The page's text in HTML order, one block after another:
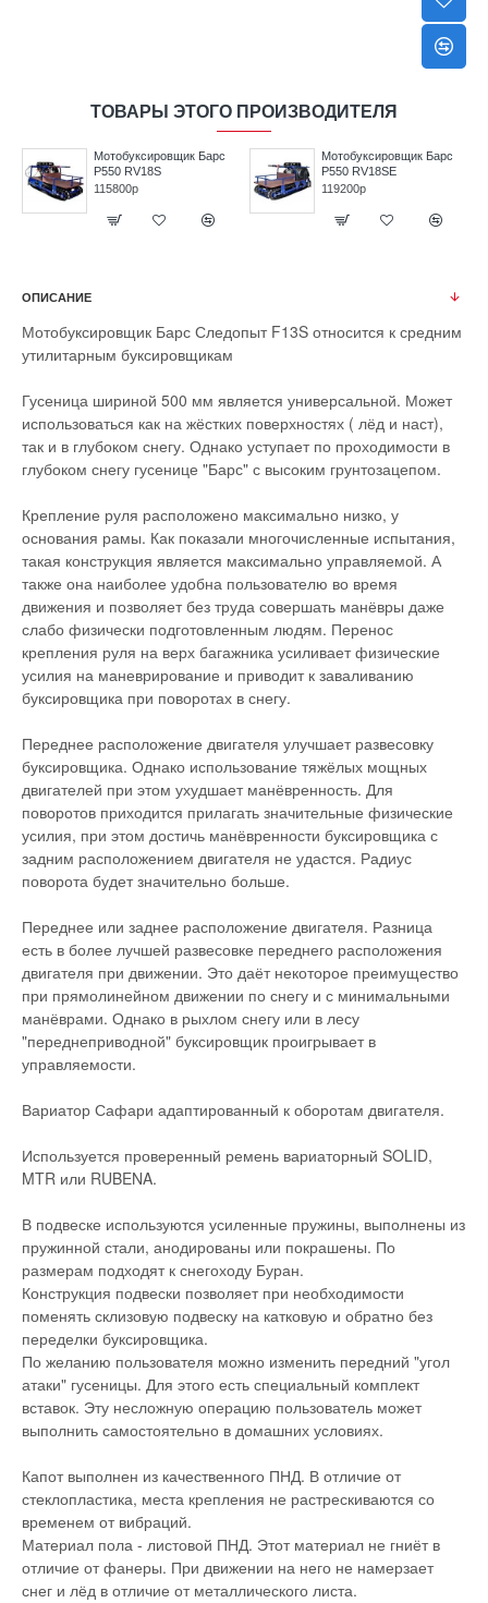
ТОВАРЫ ЭТОГО ПРОИЗВОДИТЕЛЯ
Мотобуксировщик Барс
P550 RV18S
115800р
Мотобуксировщик Барс
P550 RV18SE
119200р
ОПИСАНИЕ
Мотобуксировщик Барс Следопыт F13S относится к средним
утилитарным буксировщикам
Гусеница шириной 500 мм является универсальной. Может
использоваться как на жёстких поверхностях ( лёд и наст),
так и в глубоком снегу. Однако уступает по проходимости в
глубоком снегу гусенице "Барс" с высоким грунтозацепом.
Крепление руля расположено максимально низко, у
основания рамы. Как показали многочисленные испытания,
такая конструкция является максимально управляемой. А
также она наиболее удобна пользователю во время
движения и позволяет без труда совершать манёвры даже
слабо физически подготовленным людям. Перенос
крепления руля на верх багажника усиливает физические
усилия на маневрирование и приводит к заваливанию
буксировщика при поворотах в снегу.
Переднее расположение двигателя улучшает развесовку
буксировщика. Однако использование тяжёлых мощных
двигателей при этом ухудшает манёвренность. Для
поворотов приходится прилагать значительные физические
усилия, при этом достичь манёвренности буксировщика с
задним расположением двигателя не удастся. Радиус
поворота будет значительно больше.
Переднее или заднее расположение двигателя. Разница
есть в более лучшей развесовке переднего расположения
двигателя при движении. Это даёт некоторое преимущество
при прямолинейном движении по снегу и с минимальными
манёврами. Однако в рыхлом снегу или в лесу
"переднеприводной" буксировщик проигрывает в
управляемости.
Вариатор Сафари адаптированный к оборотам двигателя.
Используется проверенный ремень вариаторный SOLID,
MTR или RUBENA.
В подвеске используются усиленные пружины, выполнены из
пружинной стали, анодированы или покрашены. По
размерам подходят к снегоходу Буран.
Конструкция подвески позволяет при необходимости
поменять склизовую подвеску на катковую и обратно без
переделки буксировщика.
По желанию пользователя можно изменить передний "угол
атаки" гусеницы. Для этого есть специальный комплект
вставок. Эту несложную операцию пользователь может
выполнить самостоятельно в домашних условиях.
Капот выполнен из качественного ПНД. В отличие от
стеклопластика, места крепления не растрескиваются со
временем от вибраций.
Материал пола - листовой ПНД. Этот материал не гниёт в
отличие от фанеры. При движении на него не намерзает
снег и лёд в отличие от металлического листа.